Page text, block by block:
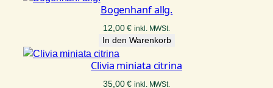
Bogenhanf allg.
12,00€ inkl. MWSt.
In den Warenkorb
Clivia miniata citrina
35,00€ inkl. MWSt.